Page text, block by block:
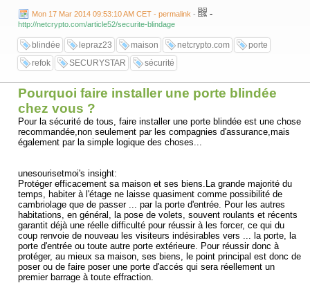
Mon 17 Mar 2014 09:53:10 AM CET - permalink - -
http://netcrypto.com/article52/securite-blindage
blindée lepraz23 maison netcrypto.com
porte
refok
SECURYSTAR sécurité
Pourquoi faire installer une porte blindée
chez vous ?
Pour la sécurité de tous, faire installer une porte blindée est une chose
recommandée,non seulement par les compagnies d'assurance,mais
également par la simple logique des choses...
unesourisetmoi's insight:
Protéger efficacement sa maison et ses biens.La grande majorité du
temps, habiter à l'étage ne laisse quasiment comme possibilité de
cambriolage que de passer ... par la porte d'entrée. Pour les autres
habitations, en général, la pose de volets, souvent roulants et récents
garantit déjà une réelle difficulté pour réussir à les forcer, ce qui du
coup renvoie de nouveau les visiteurs indésirables vers ... la porte, la
porte d'entrée ou toute autre porte extérieure. Pour réussir donc à
protéger, au mieux sa maison, ses biens, le point principal est donc de
poser ou de faire poser une porte d'accés qui sera réellement un
premier barrage à toute effraction.